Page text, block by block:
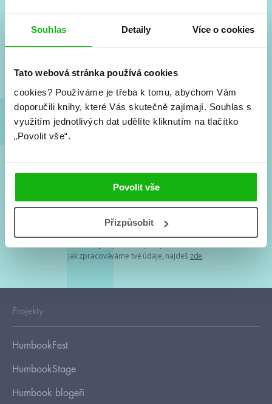
Souhlas Detaily Více o cookies
Tato webová stránka používá cookies
cookies? Používáme je třeba k tomu, abychom Vám
doporučili knihy, které Vás skutečně zajímají. Souhlas s
využitím jednotlivých dat udělíte kliknutím na tlačítko
„Povolit vše“.
Povolit vše
Přizpůsobit
Vše kolem #youngadult každý měsíc rovnou do mailu!
a seriálové adaptace a další.
Souhlasím spodmínkami zpracování osobních údajů
Tvá e-mailová adresa je u nás v bezpečí. Přečti si
jak zpracováváme tvé údaje, najdeš zde.
Projekty
HumbookFest
HumbookStage
Humbook blogeři